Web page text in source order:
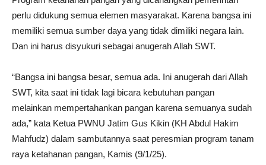
perlu didukung semua elemen masyarakat. Karena bangsa ini
memiliki semua sumber daya yang tidak dimiliki negara lain.
Dan ini harus disyukuri sebagai anugerah Allah SWT.
“Bangsa ini bangsa besar, semua ada. Ini anugerah dari Allah
SWT, kita saat ini tidak lagi bicara kebutuhan pangan
melainkan mempertahankan pangan karena semuanya sudah
ada,” kata Ketua PWNU Jatim Gus Kikin (KH Abdul Hakim
Mahfudz) dalam sambutannya saat peresmian program tanam
raya ketahanan pangan, Kamis (9/1/25).